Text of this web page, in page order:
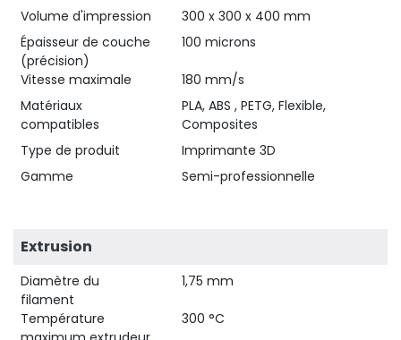
Volume d'impression
300 x 300 x 400 mm
Épaisseur de couche
(précision)
100 microns
Vitesse maximale
180 mm/s
Matériaux
compatibles
PLA, ABS , PETG, Flexible,
Composites
Type de produit
Imprimante 3D
Gamme
Semi-professionnelle
Extrusion
Diamètre du
filament
1,75 mm
Température
300 °C